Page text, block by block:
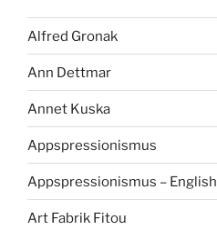
Alfred Gronak
Ann Dettmar
Annet Kuska
Appspressionismus
Appspressionismus – English
Art Fabrik Fitou